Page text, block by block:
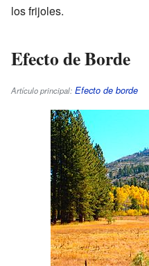
los frijoles.
Efecto de Borde
Artículo principal: Efecto de borde